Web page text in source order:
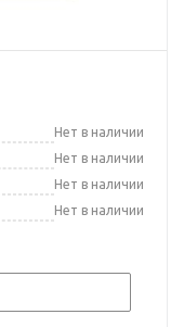
Нет в наличии
Нет в наличии
Нет в наличии
Нет в наличии